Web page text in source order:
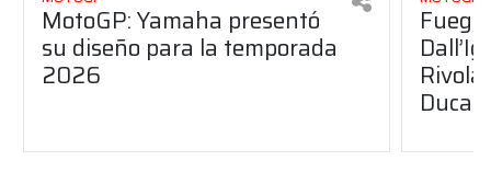
MotoGP: Yamaha presentó
su diseño para la temporada
2026
Ducati